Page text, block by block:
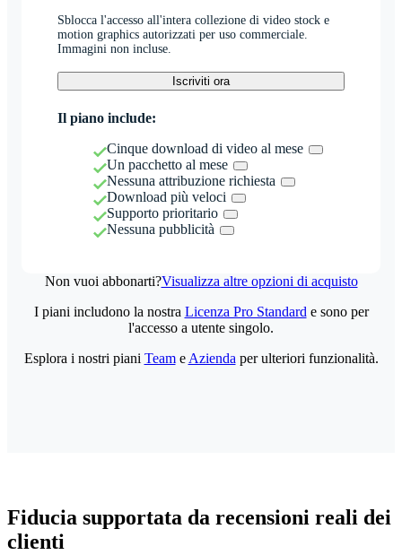
Sblocca l'accesso all'intera collezione di video stock e
motion graphics autorizzati per uso commerciale.
Immagini non incluse.
Iscriviti ora
Il piano include:
Cinque download di video al mese
Un pacchetto al mese
Nessuna attribuzione richiesta
Download più veloci
Supporto prioritario
Nessuna pubblicità
Non vuoi abbonarti?Visualizza altre opzioni di acquisto
I piani includono la nostra Licenza Pro Standard e sono per
l'accesso a utente singolo.
Esplora i nostri piani Teame Azienda per ulteriori funzionalità.
Fiducia supportata da recensioni reali dei
clienti